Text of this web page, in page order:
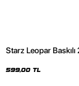
Starz Leopar Baskılı
599,00 TL